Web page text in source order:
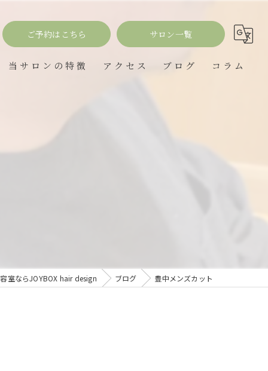
ご予約はこちら サロン一覧
当サロンの特徴 アクセス ブログ コラム
室ならJOYBOX hair design ブログ 豊中メンズカット